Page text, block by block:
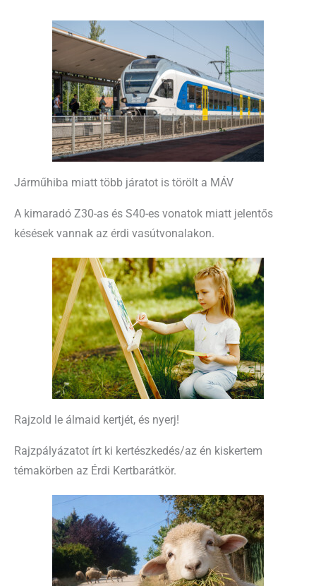
Járműhiba miatt több járatot is törölt a MÁV
A kimaradó Z30-as és S40-es vonatok miatt jelentős
késések vannak az érdi vasútvonalakon.
Rajzold le álmaid kertjét, és nyerj!
Rajzpályázatot írt ki kertészkedés/az én kiskertem
témakörben az Érdi Kertbarátkör.